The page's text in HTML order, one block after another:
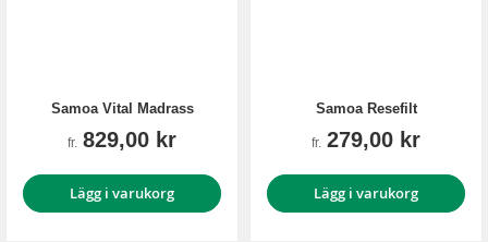
Samoa Vital Madrass
fr. 829,00 kr
Lägg i varukorg
Samoa Resefilt
fr. 279,00 kr
Lägg i varukorg